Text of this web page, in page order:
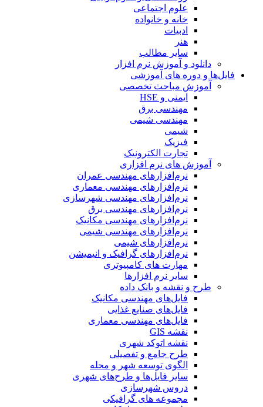
علوم اجتماعی
خانه و خانواده
ادبیات
هنر
سایر مطالب
دانلود و آموزش نرم افزار
فایل‌ها و دوره های آموزشی
آموزش مباحث تخصصی
ایمنی و HSE
مهندسی برق
مهندسی شیمی
شیمی
فیزیک
تجارت الکترونیک
آموزش های نرم افزاری
نرم‌افزارهای مهندسی عمران
نرم‌افزارهای مهندسی معماری
نرم‌افزارهای مهندسی شهرسازی
نرم‌افزارهای مهندسی برق
نرم‌افزارهای مهندسی مکانیک
نرم‌افزارهای مهندسی شیمی
نرم‌افزارهای شیمی
نرم‌افزارهای گرافیک و انیمیشن
مهارت های کامپیوتری
سایر نرم افزارها
طرح و نقشه و بانک داده
فایل‌های مهندسی مکانیک
فایل‌های صنایع غذایی
فایل‌های مهندسی معماری
نقشه GIS
نقشه اتوکد شهری
طرح جامع و تفصیلی
الگوی توسعه شهر و محله
سایر فایل‌ها و طرح‌های شهری
دروس شهرسازی
مجموعه های گرافیکی